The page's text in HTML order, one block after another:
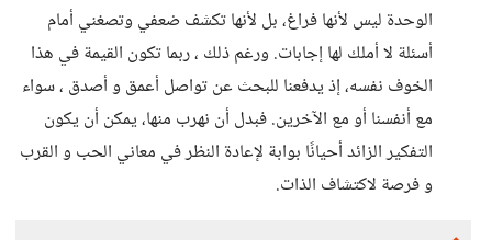
الوحدة ليس لأنها فراغ، بل لأنها تكشف ضعفي وتصغني أمام
أسئلة لا أملك لها إجابات. ورغم ذلك ، ربما تكون القيمة في هذا
الخوف نفسه، إذ يدفعنا للبحث عن تواصل أعمق و أصدق ، سواء
مع أنفسنا أو مع الآخرين. فبدل أن نهرب منها، يمكن أن يكون
التفكير الزائد أحيانًا بوابة لإعادة النظر في معاني الحب و القرب
و فرصة لاكتشاف الذات.